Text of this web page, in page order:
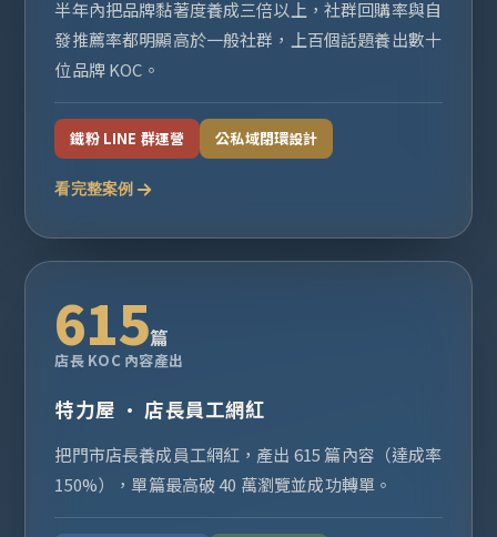
半年內把品牌黏著度養成三倍以上，社群回購率與自
發推薦率都明顯高於一般社群，上百個話題養出數十
位品牌 KOC。
鐵粉 LINE 群運營 公私域閉環設計
看完整案例
615篇
店長 KOC 內容產出
特力屋 · 店長員工網紅
把門市店長養成員工網紅，產出 615 篇內容（達成率
150%），單篇最高破 40 萬瀏覽並成功轉單。